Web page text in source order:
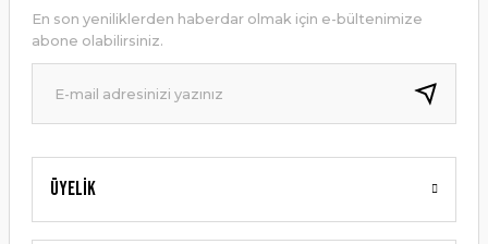
Ürün bilgilerinde hatalar bulunuyor.
Ürün fiyatı diğer sitelerden daha pahalı.
Bu ürüne benzer farklı alternatifler olmalı.
Gönder
Üyelik
En son yeniliklerden haberdar olmak için e-bültenimize
abone olabilirsiniz.